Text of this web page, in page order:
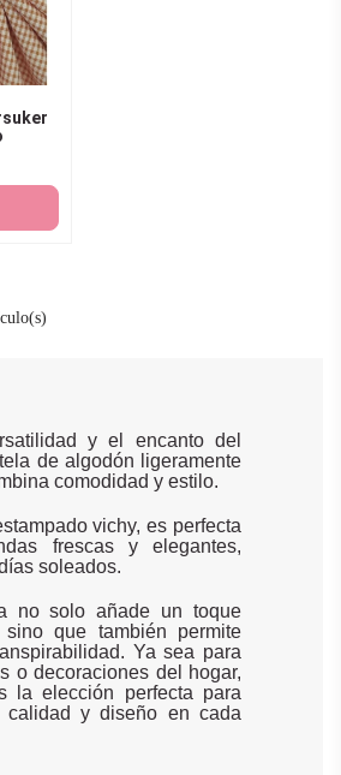
y el encanto del
de algodón ligeramente
comodidad y estilo.
vichy, es perfecta
frescas y elegantes,
soleados.
no solo añade un toque
sino que también permite
Ya sea para
o decoraciones del hogar,
la elección perfecta para
calidad y diseño en cada